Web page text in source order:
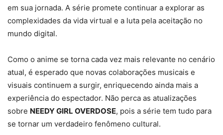
em sua jornada. A série promete continuar a explorar as
complexidades da vida virtual e a luta pela aceitação no
mundo digital.
Como o anime se torna cada vez mais relevante no cenário
atual, é esperado que novas colaborações musicais e
visuais continuem a surgir, enriquecendo ainda mais a
experiência do espectador. Não perca as atualizações
sobre NEEDY GIRL OVERDOSE, pois a série tem tudo para
se tornar um verdadeiro fenômeno cultural.